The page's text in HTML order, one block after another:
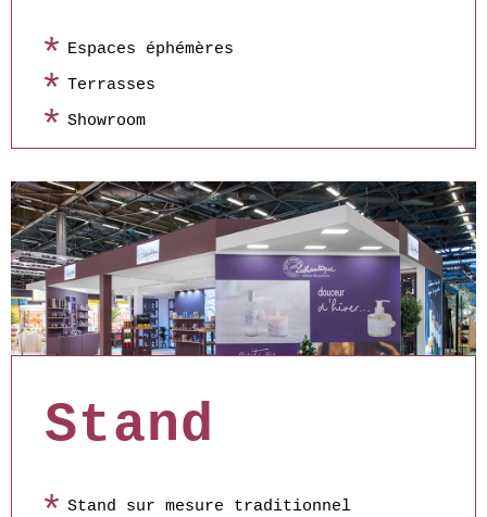
Espaces éphémères
Terrasses
Showroom
Stand
Stand sur mesure traditionnel